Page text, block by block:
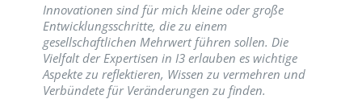
Innovationen sind für mich kleine oder große
Entwicklungsschritte, die zu einem
gesellschaftlichen Mehrwert führen sollen. Die
Vielfalt der Expertisen in I3 erlauben es wichtige
Aspekte zu reflektieren, Wissen zu vermehren und
Verbündete für Veränderungen zu finden.